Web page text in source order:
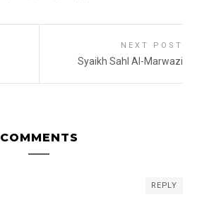
NEXT POST
Syaikh Sahl Al-Marwazi
COMMENTS
REPLY